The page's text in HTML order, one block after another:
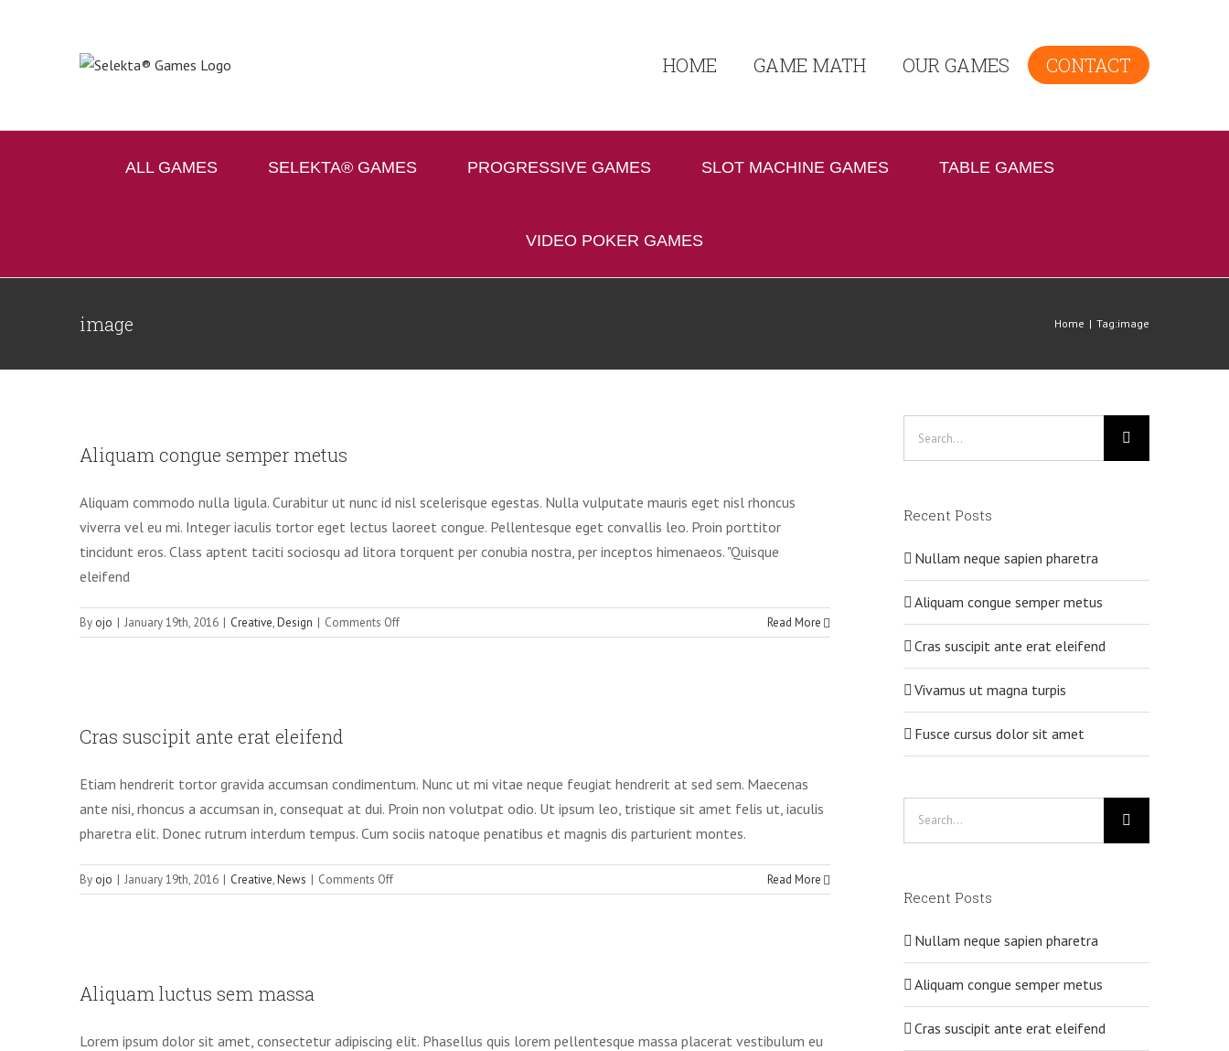
HOME GAME MATH OUR GAMES CONTACT
ALL GAMES SELEKTA® GAMES PROGRESSIVE GAMES SLOT MACHINE GAMES TABLE GAMES
VIDEO POKER GAMES
image Home | Tag:image
Aliquam congue semper metus
Aliquam commodo nulla ligula. Curabitur ut nunc id nisl scelerisque egestas. Nulla vulputate mauris eget nisl rhoncus
viverra vel eu mi. Integer iaculis tortor eget lectus laoreet congue. Pellentesque eget convallis leo. Proin porttitor
tincidunt eros. Class aptent taciti sociosqu ad litora torquent per conubia nostra, per inceptos himenaeos. "Quisque
eleifend
By ojo | January 19th, 2016 | Creative,Design | Comments Offon
Aliquam
Read More
Cras suscipit ante erat eleifend
Etiam hendrerit tortor gravida accumsan condimentum. Nunc ut mi vitae neque feugiat hendrerit at sed sem. Maecenas
ante nisi, rhoncus a accumsan in, consequat at dui. Proin non volutpat odio. Ut ipsum leo, tristique sit amet felis ut, iaculis
pharetra elit. Donec rutrum interdum tempus. Cum sociis natoque penatibus et magnis dis parturient montes.
By ojo | January 19th, 2016 | Creative,News | Comments Offon
Cras
Read More
Aliquam luctus sem massa
Lorem ipsum dolor sit amet, consectetur adipiscing elit. Phasellus quis lorem pellentesque massa placerat vestibulum eu
Recent Posts
Nullam neque sapien pharetra
Aliquam congue semper metus
Cras suscipit ante erat eleifend
Vivamus ut magna turpis
Fusce cursus dolor sit amet
Recent Posts
Nullam neque sapien pharetra
Aliquam congue semper metus
Cras suscipit ante erat eleifend